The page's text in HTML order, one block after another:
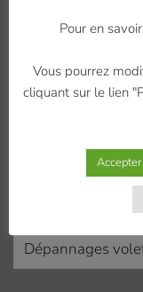
Pour en
Vous pourrez
cliquant sur le lien
Accepter